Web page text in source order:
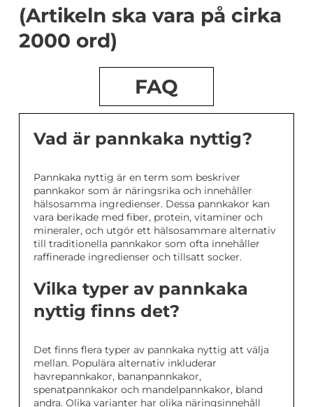
(Artikeln ska vara på cirka
2000 ord)
FAQ
Vad är pannkaka nyttig?
Pannkaka nyttig är en term som beskriver
pannkakor som är näringsrika och innehåller
hälsosamma ingredienser. Dessa pannkakor kan
vara berikade med fiber, protein, vitaminer och
mineraler, och utgör ett hälsosammare alternativ
till traditionella pannkakor som ofta innehåller
raffinerade ingredienser och tillsatt socker.
Vilka typer av pannkaka
nyttig finns det?
Det finns flera typer av pannkaka nyttig att välja
mellan. Populära alternativ inkluderar
havrepannkakor, bananpannkakor,
spenatpannkakor och mandelpannkakor, bland
andra. Olika varianter har olika näringsinnehåll